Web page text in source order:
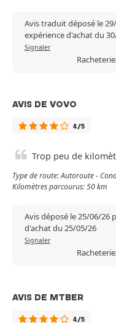
Avis traduit déposé le
expérience d'achat du
Signaler
AVIS DE VOVO
4/5
Trop peu de
Type de route: Autoroute -
Kilomètres parcourus: 50 km
Avis déposé le 25/06/26
d'achat du 25/05/26
Signaler
AVIS DE MTBER
4/5